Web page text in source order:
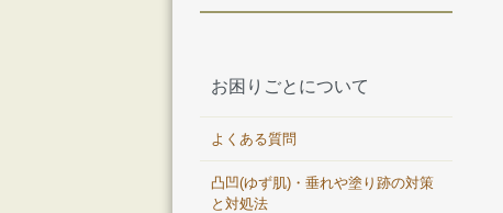
お困りごとについて
よくある質問
凸凹(ゆず肌)・垂れや塗り跡の対策
と対処法